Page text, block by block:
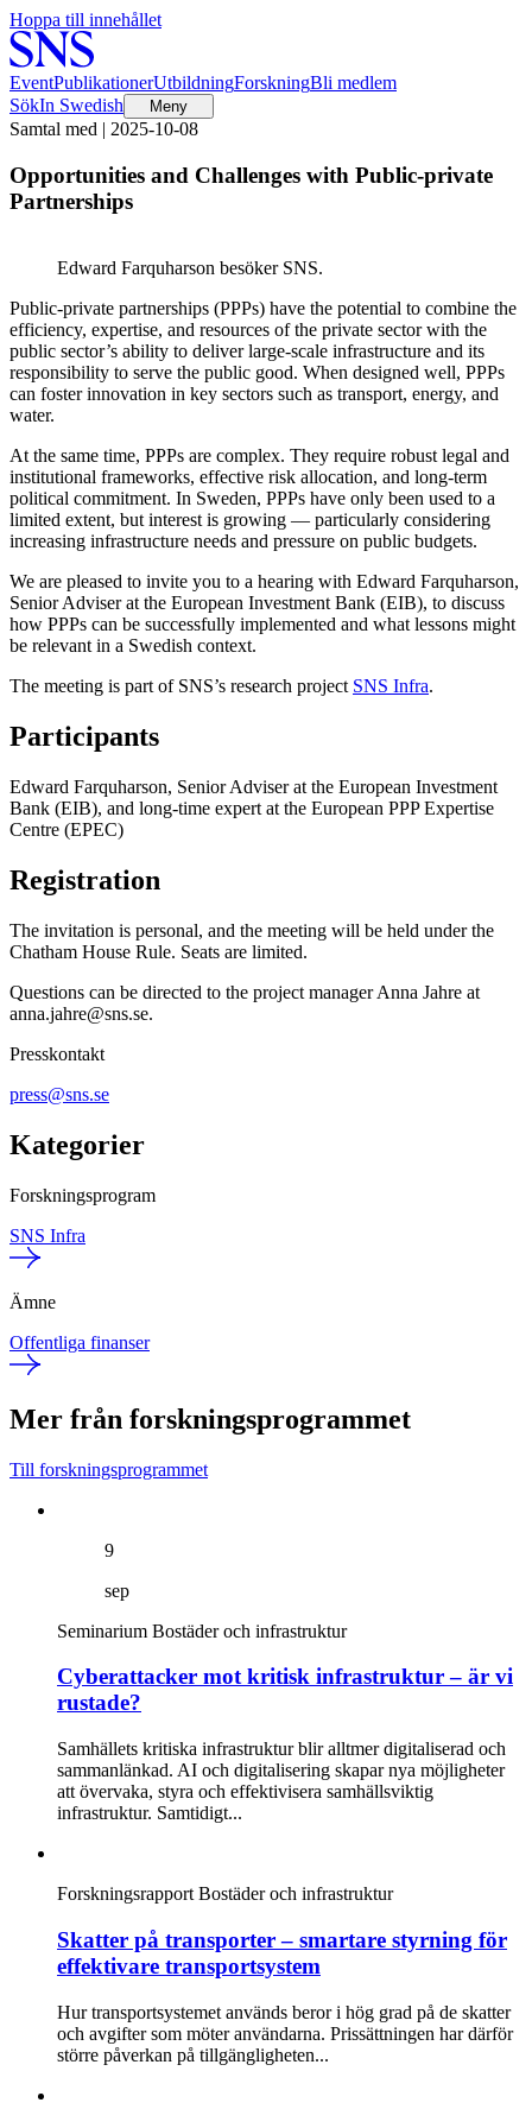
Hoppa till innehållet
EventPublikationerUtbildningForskningBli medlem
SökIn Swedish Meny
Samtal med | 2025-10-08
Opportunities and Challenges with Public-private
Partnerships
Edward Farquharson besöker SNS.
Public-private partnerships (PPPs) have the potential to combine the
efficiency, expertise, and resources of the private sector with the
public sector’s ability to deliver large-scale infrastructure and its
responsibility to serve the public good. When designed well, PPPs
can foster innovation in key sectors such as transport, energy, and
water.
At the same time, PPPs are complex. They require robust legal and
institutional frameworks, effective risk allocation, and long-term
political commitment. In Sweden, PPPs have only been used to a
limited extent, but interest is growing — particularly considering
increasing infrastructure needs and pressure on public budgets.
We are pleased to invite you to a hearing with Edward Farquharson,
Senior Adviser at the European Investment Bank (EIB), to discuss
how PPPs can be successfully implemented and what lessons might
be relevant in a Swedish context.
The meeting is part of SNS’s research project SNS Infra.
Participants
Edward Farquharson, Senior Adviser at the European Investment
Bank (EIB), and long-time expert at the European PPP Expertise
Centre (EPEC)
Registration
The invitation is personal, and the meeting will be held under the
Chatham House Rule. Seats are limited.
Questions can be directed to the project manager Anna Jahre at
anna.jahre@sns.se.
Presskontakt
press@sns.se
Kategorier
Forskningsprogram
SNS Infra
Ämne
Offentliga finanser
Mer från forskningsprogrammet
Till forskningsprogrammet
9
sep
Seminarium Bostäder och infrastruktur
Cyberattacker mot kritisk infrastruktur – är vi
rustade?
Samhällets kritiska infrastruktur blir alltmer digitaliserad och
sammanlänkad. AI och digitalisering skapar nya möjligheter
att övervaka, styra och effektivisera samhällsviktig
infrastruktur. Samtidigt...
Forskningsrapport Bostäder och infrastruktur
Skatter på transporter – smartare styrning för
effektivare transportsystem
Hur transportsystemet används beror i hög grad på de skatter
och avgifter som möter användarna. Prissättningen har därför
större påverkan på tillgängligheten...